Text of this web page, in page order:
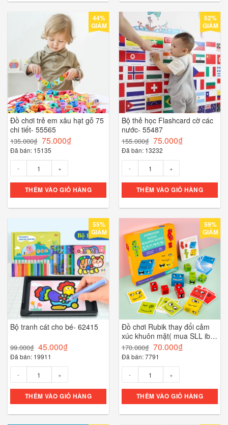
44%
GIẢM
Đồ chơi trẻ em xâu hạt gỗ 75
chi tiết- 55565
135.000₫ 75.000₫
Đã bán: 15135
THÊM VÀO GIỎ HÀNG
52%
GIẢM
Bộ thẻ học Flashcard cờ các
nước- 55487
155.000₫ 75.000₫
Đã bán: 13232
THÊM VÀO GIỎ HÀNG
55%
GIẢM
Bộ tranh cát cho bé- 62415
99.000₫ 45.000₫
Đã bán: 19911
THÊM VÀO GIỎ HÀNG
59%
GIẢM
Đồ chơi Rubik thay đổi cảm
xúc khuôn mặt( mua SLL ib
zalo)- 55383
170.000₫ 70.000₫
Đã bán: 7791
THÊM VÀO GIỎ HÀNG